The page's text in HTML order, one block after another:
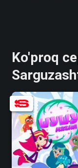
Ko'proq